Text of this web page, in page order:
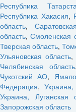
Республика
Республика Хакасия,
область,
область,Смоленская
Тверская область,
Ульяновская область,
Челябинская область
Чукотский АО,
Федерация,
Украина, Луганская
Запорожская область